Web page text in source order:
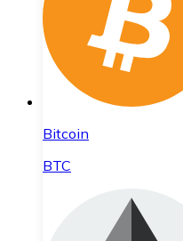
Bitcoin
BTC